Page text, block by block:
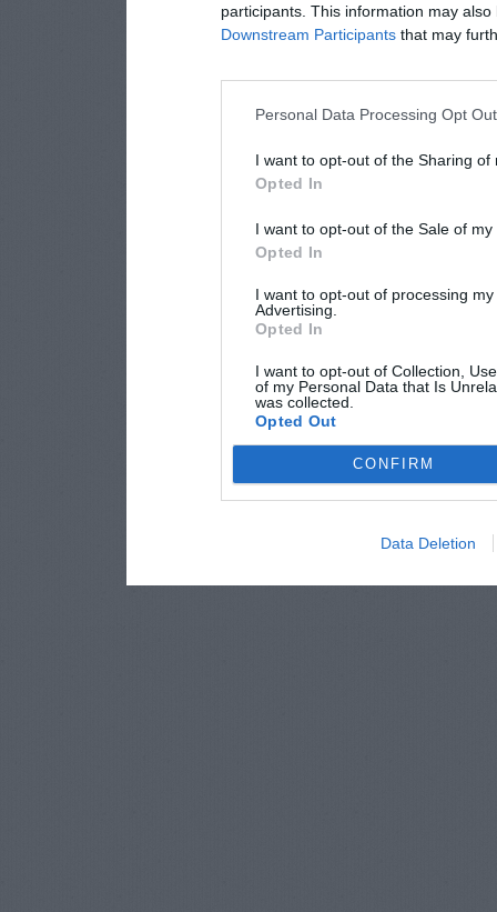
participants. This information may
Downstream Participants that may
Personal Data Processing Opt
I want to opt-out of the Sharing of
Opted In
I want to opt-out of the Sale of
Opted In
I want to opt-out of processing
Advertising.
Opted In
I want to opt-out of Collection,
of my Personal Data that Is
was collected.
Opted Out
CONFIRM
Data Deletion